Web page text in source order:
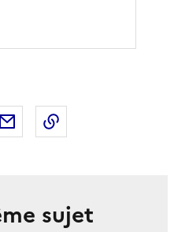
X sur LinkedIn
Partager par email
sujet